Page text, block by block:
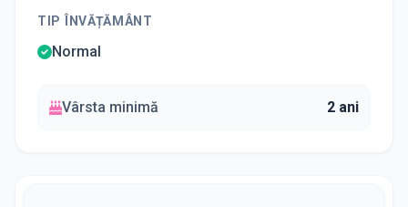
TIP ÎNVĂȚĂMÂNT
Normal
Vârsta minimă 2 ani